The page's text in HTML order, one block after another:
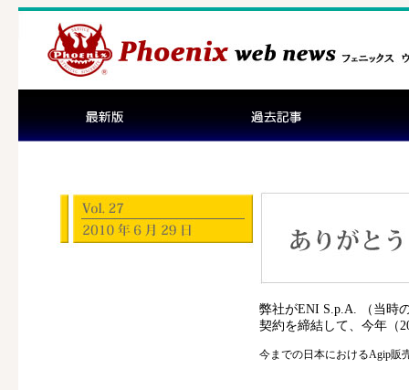
弊社がENI S.p.A. （当時
契約を締結して、今年（
今までの日本におけるAgip販